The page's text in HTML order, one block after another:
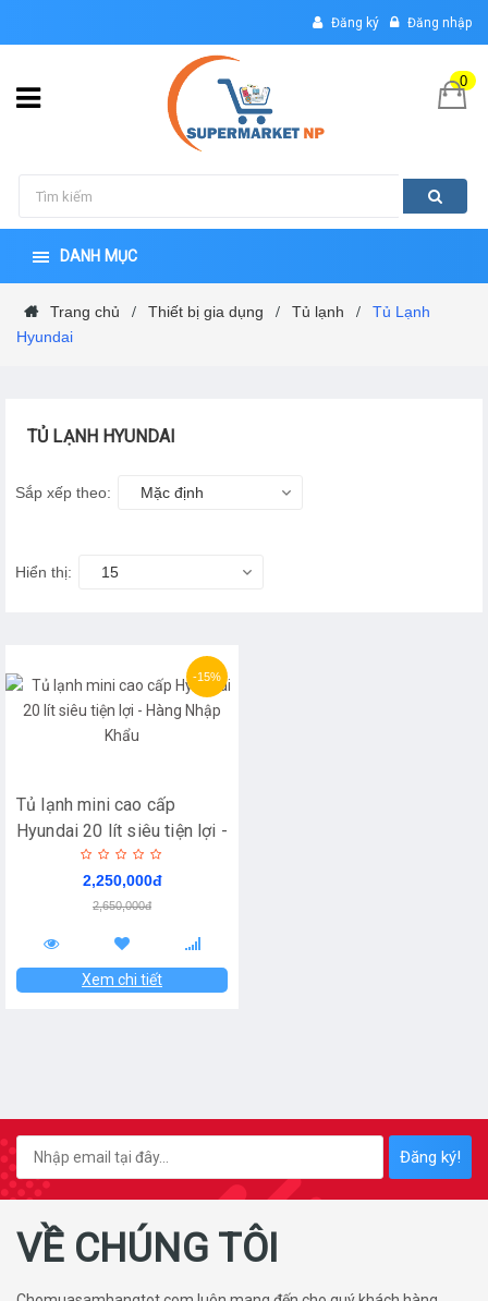
Đăng ký Đăng nhập
0
DANH MỤC
Trang chủ / Thiết bị gia dụng / Tủ lạnh /
Tủ Lạnh
Hyundai
TỦ LẠNH HYUNDAI
Sắp xếp theo: Mặc định
Hiển thị: 15
-15%
Tủ lạnh mini cao cấp
Hyundai 20 lít siêu tiện lợi -
Hàng Nhập Khẩu
2,250,000đ
2,650,000đ
Xem chi tiết
Đăng ký!
VỀ CHÚNG TÔI